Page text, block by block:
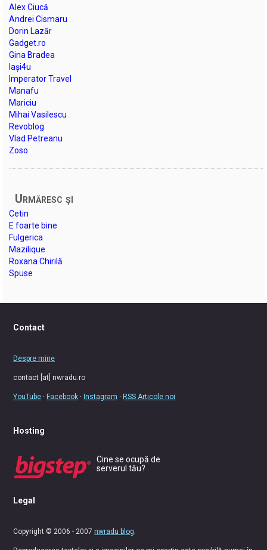
Alex Ciucă
Andrei Cismaru
Dorin Lazăr
Gadget.ro
Gina Bradea
Iași4u
Imperator Travel
Manafu
Mariciu
Mihai Vasilescu
Revoblog
Vlad Petreanu
Zoso
Urmăresc şi
Cetin
E foarte bine
Fulgerica
Mazilique
Roxana Chirilă
Spuse
Contact
Despre mine
contact [at] nwradu.ro
YouTube ·Facebook ·Instagram ·RSS Articole noi
Hosting
Cine se ocupă de
serverul tău?
Legal
Copyright © 2006 - 2007nwradu blog